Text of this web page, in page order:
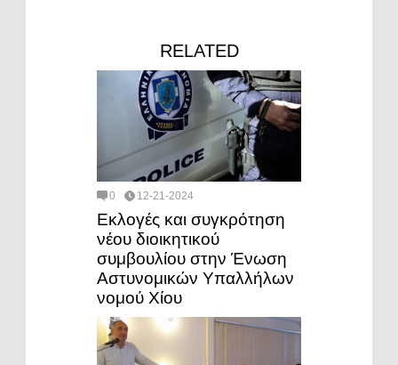
RELATED
0 12-21-2024
Εκλογές και συγκρότηση
νέου διοικητικού
συμβουλίου στην Ένωση
Αστυνομικών Υπαλλήλων
νομού Χίου